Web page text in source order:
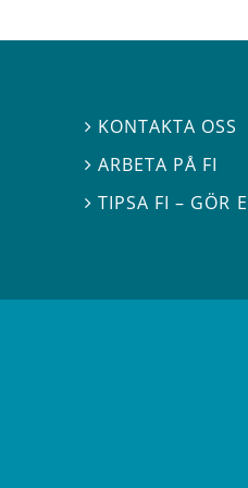
 KONTAKTA OSS
 ARBETA PÅ FI
TIPSA FI – GÖR